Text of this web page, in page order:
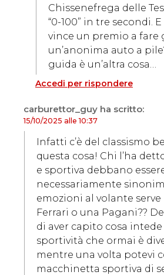
Chissenefrega delle
“0-100” in tre secondi. E
vince un premio a fare
un’anonima auto a
guida è un’altra cosa…
Accedi per rispondere
carburettor_guy ha scritto:
15/10/2025 alle 10:37
Infatti c’è del classismo
questa cosa! Chi l’ha
e sportiva debbano
necessariamente
emozioni al volante serve
Ferrari o una Pagani??
di aver capito cosa intede
sportività che ormai è
mentre una volta potevi
macchinetta sportiva di